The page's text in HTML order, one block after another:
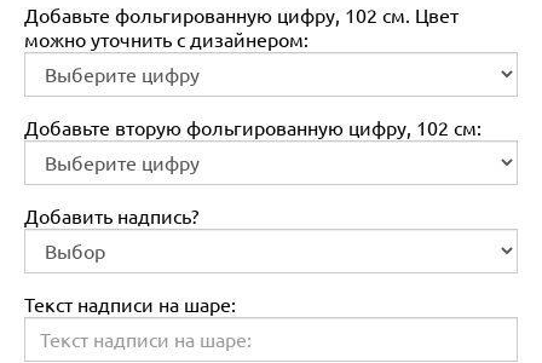
Добавьте фольгированную цифру, 102 см. Цвет
можно уточнить с дизайнером:
Добавьте вторую фольгированную цифру, 102 см:
Добавить надпись?
Текст надписи на шаре: